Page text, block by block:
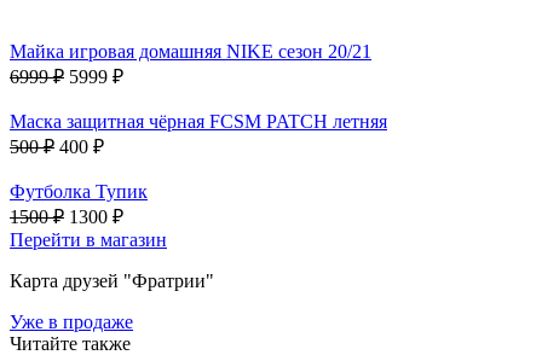
Майка игровая домашняя NIKE сезон 20/21
6999 ₽ 5999 ₽
Маска защитная чёрная FCSM PATCH летняя
500 ₽ 400 ₽
Футболка Тупик
1500 ₽ 1300 ₽
Перейти в магазин
Карта друзей "Фратрии"
Уже в продаже
Читайте также